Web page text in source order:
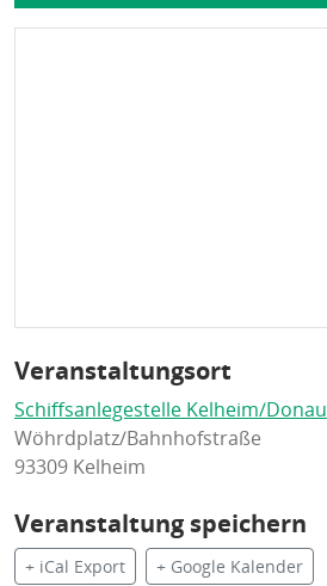
Veranstaltungsort
Schiffsanlegestelle Kelheim/Donau
Wöhrdplatz/Bahnhofstraße
93309 Kelheim
Veranstaltung speichern
+ iCal Export + Google Kalender